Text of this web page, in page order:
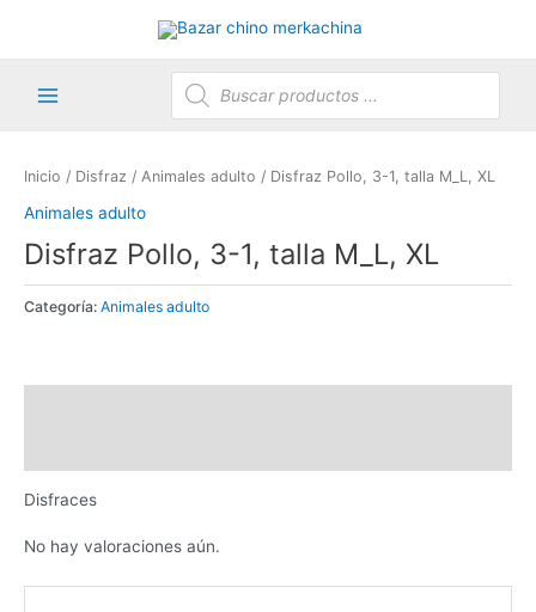
Búsqueda
de
productos
Inicio / Disfraz / Animales adulto / Disfraz Pollo, 3-1, talla M_L, XL
Animales adulto
Disfraz Pollo, 3-1, talla M_L, XL
Categoría: Animales adulto
Disfraces
No hay valoraciones aún.